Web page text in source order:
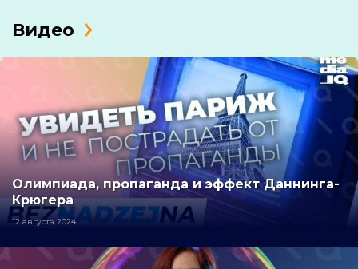
Видео
Олимпиада, пропаганда и эффект Даннинга-
Крюгера
12 августа 2024